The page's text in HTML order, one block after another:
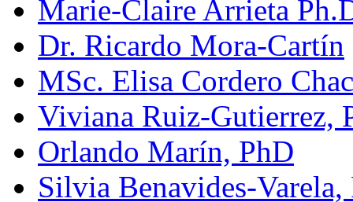
Marie-Claire Arrieta
Dr. Ricardo Mora-Cartín
MSc. Elisa Cordero
Viviana Ruiz-Gutierrez,
Orlando Marín, PhD
Silvia Benavides-Varela,